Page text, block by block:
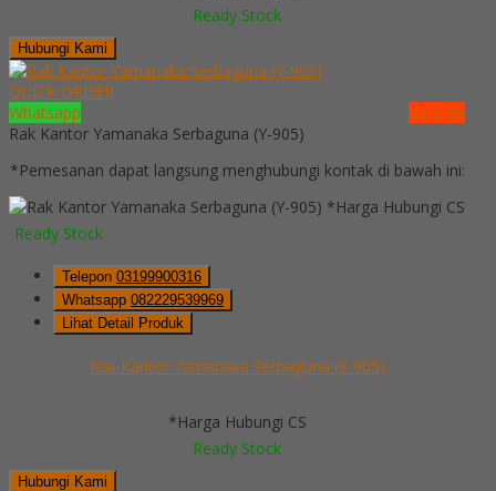
Ready Stock
Hubungi Kami
QUICK ORDER
Whatsapp
via SMS
Rak Kantor Yamanaka Serbaguna (Y-905)
*Pemesanan dapat langsung menghubungi kontak di bawah ini:
*Harga Hubungi CS
Ready Stock
Telepon 03199900316
Whatsapp 082229539969
Lihat Detail Produk
Rak Kantor Yamanaka Serbaguna (Y-905)
*Harga Hubungi CS
Ready Stock
Hubungi Kami